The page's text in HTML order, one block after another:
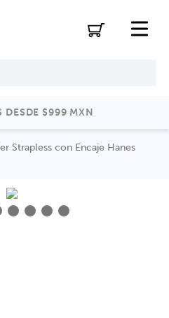
DESDE $999 MXN
Strapless con Encaje Hanes